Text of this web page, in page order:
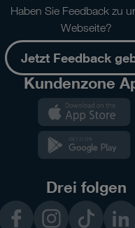
Haben Sie Feedback zu
Webseite?
Jetzt Feedback
Kundenzone
Drei folgen
TikTok LinkedInYouTube